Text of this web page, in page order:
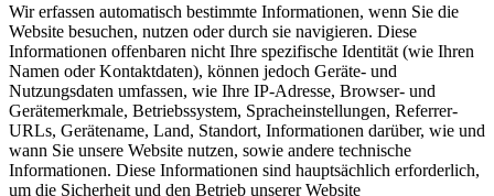
Wir erfassen automatisch bestimmte Informationen, wenn Sie die
Website besuchen, nutzen oder durch sie navigieren. Diese
Informationen offenbaren nicht Ihre spezifische Identität (wie Ihren
Namen oder Kontaktdaten), können jedoch Geräte- und
Nutzungsdaten umfassen, wie Ihre IP-Adresse, Browser- und
Gerätemerkmale, Betriebssystem, Spracheinstellungen, Referrer-
URLs, Gerätename, Land, Standort, Informationen darüber, wie und
wann Sie unsere Website nutzen, sowie andere technische
Informationen. Diese Informationen sind hauptsächlich erforderlich,
um die Sicherheit und den Betrieb unserer Website